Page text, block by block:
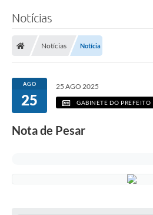
Notícias
Notícias Notícia
AGO
25
25 AGO 2025
GABINETE DO PREFEITO
Nota de Pesar